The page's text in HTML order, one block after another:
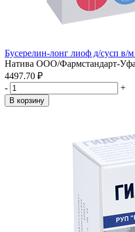
Бусерелин-лонг лиоф д/сусп в/
Натива ООО/Фармстандарт-
4497.70 ₽
-
+
В корзину